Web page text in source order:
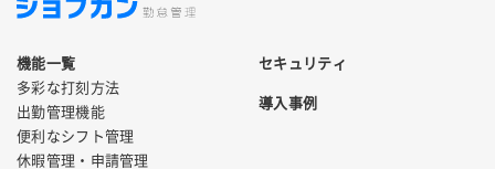
機能一覧
多彩な打刻方法
出勤管理機能
便利なシフト管理
休暇管理・申請管理
セキュリティ
導入事例